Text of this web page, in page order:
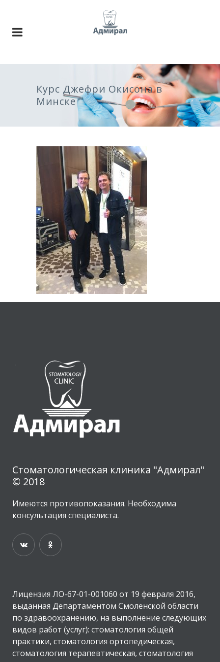
Курс Джефри Окисона в
Минске
Стоматологическая клиника "Адмирал"
© 2018
Имеются противопоказания. Необходима
консультация специалиста.
Лицензия ЛО-67-01-001060 от 19 февраля 2016,
выданная Департаментом Смоленской области
по здравоохранению, на выполнение следующих
видов работ (услуг): стоматология общей
практики, стоматология ортопедическая,
стоматология терапевтическая, стоматология